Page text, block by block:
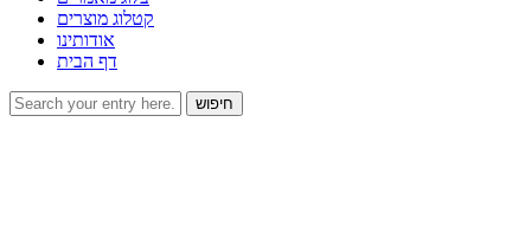
קטלוג מוצרים
אודותינו
דף הבית
חיפוש